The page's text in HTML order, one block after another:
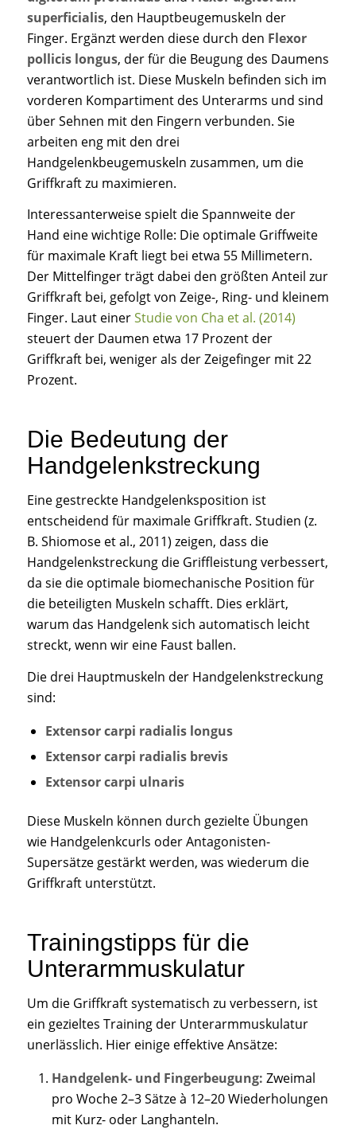
superficialis, den Hauptbeugemuskeln der
Finger. Ergänzt werden diese durch den Flexor
pollicis longus, der für die Beugung des Daumens
verantwortlich ist. Diese Muskeln befinden sich im
vorderen Kompartiment des Unterarms und sind
über Sehnen mit den Fingern verbunden. Sie
arbeiten eng mit den drei
Handgelenkbeugemuskeln zusammen, um die
Griffkraft zu maximieren.
Interessanterweise spielt die Spannweite der
Hand eine wichtige Rolle: Die optimale Griffweite
für maximale Kraft liegt bei etwa 55 Millimetern.
Der Mittelfinger trägt dabei den größten Anteil zur
Griffkraft bei, gefolgt von Zeige-, Ring- und kleinem
Finger. Laut einerStudie von Cha et al. (2014)
steuert der Daumen etwa 17 Prozent der
Griffkraft bei, weniger als der Zeigefinger mit 22
Prozent.
Die Bedeutung der
Handgelenkstreckung
Eine gestreckte Handgelenksposition ist
entscheidend für maximale Griffkraft. Studien (z.
B. Shiomose et al., 2011) zeigen, dass die
Handgelenkstreckung die Griffleistung verbessert,
da sie die optimale biomechanische Position für
die beteiligten Muskeln schafft. Dies erklärt,
warum das Handgelenk sich automatisch leicht
streckt, wenn wir eine Faust ballen.
Die drei Hauptmuskeln der Handgelenkstreckung
sind:
Extensor carpi radialis longus
Extensor carpi radialis brevis
Extensor carpi ulnaris
Diese Muskeln können durch gezielte Übungen
wie Handgelenkcurls oder Antagonisten-
Supersätze gestärkt werden, was wiederum die
Griffkraft unterstützt.
Trainingstipps für die
Unterarmmuskulatur
Um die Griffkraft systematisch zu verbessern, ist
ein gezieltes Training der Unterarmmuskulatur
unerlässlich. Hier einige effektive Ansätze:
Handgelenk- und Fingerbeugung: Zweimal
pro Woche 2–3 Sätze à 12–20 Wiederholungen
mit Kurz- oder Langhanteln.